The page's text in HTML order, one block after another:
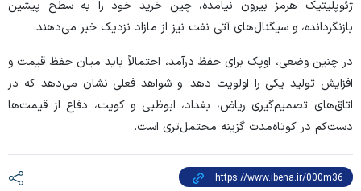
ژئوپلیتیک هرمز بیرون نیامده، چین خرید خود را به سطح پیشین
بازنگردانده، و سیگنال‌های آتی نفت نیز از مازاد نزدیک خبر می‌دهند.
در چنین وضعی، اوپک برای حفظ درآمد، احتمالاً باید میان حفظ قیمت و
افزایش تولید یکی را اولویت دهد؛ و شواهد فعلی نشان می‌دهد که در
اتاق‌های تصمیم‌گیری ریاض، بغداد، ابوظبی و کویت، دفاع از قیمت‌ها
دست‌کم در کوتاه‌مدت گزینه محتمل‌تری است.